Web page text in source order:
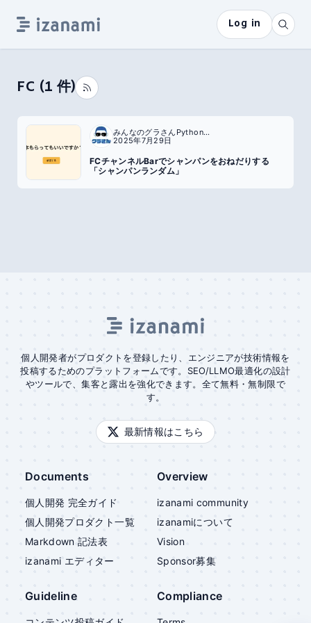
Log in
FC (1 件)
みんなのグラさんPython全国行脚
2025年7月29日
FCチャンネルBarでシャンパンをおねだりする
「シャンパンランダム」
個人開発者がプロダクトを登録したり、エンジニアが技術情報を
投稿するためのプラットフォームです。SEO/LLMO最適化の設計
やツールで、集客と露出を強化できます。全て無料・無制限で
す。
最新情報はこちら
Documents
個人開発 完全ガイド
個人開発プロダクト一覧
Markdown 記法表
izanami エディター
Overview
izanami community
izanamiについて
Vision
Sponsor募集
Guideline Compliance